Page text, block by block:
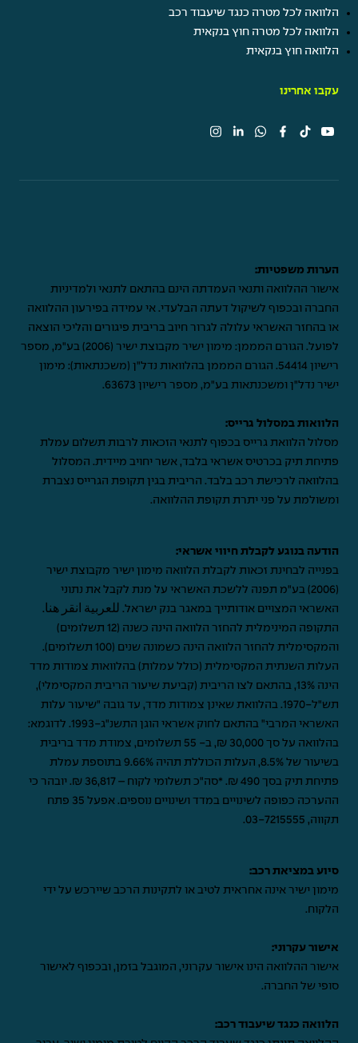
הלוואה לכל מטרה כנגד שיעבוד רכב
הלוואה לכל מטרה חוץ בנקאית
הלוואה חוץ בנקאית
עקבו אחרינו
הערות משפטיות:
אישור ההלוואה ותנאי העמדתה הינם בהתאם לתנאי ולמדיניות
החברה ובכפוף לשיקול דעתה הבלעדי. אי עמידה בפירעון ההלוואה
או בהחזר האשראי עלולה לגרור חיוב בריבית פיגורים והליכי הוצאה
לפועל. הגורם המממן: מימון ישיר מקבוצת ישיר (2006) בע"מ, מספר
רישיון 54414. הגורם המממן בהלוואות נדל"ן (משכנתאות): מימון
ישיר נדל"ן ומשכנתאות בע"מ, מספר רישיון 63673.
הלוואות במסלול גרייס:
מסלול הלוואת גרייס בכפוף לתנאי הזכאות לרבות תשלום עמלת
פתיחת תיק בכרטיס אשראי בלבד, אשר יחויב מיידית. המסלול
בהלוואה לרכישת רכב בלבד. הריבית בגין תקופת הגרייס נצברת
ומשולמת על פני יתרת תקופת ההלוואה.
הודעה בנוגע לקבלת חיווי אשראי:
בפנייה לבחינת זכאות לקבלת הלוואה מימון ישיר מקבוצת ישיר
(2006) בע"מ תפנה ללשכת האשראי על מנת לקבל את נתוני
האשראי המצויים אודותייך במאגר בנק ישראל. للعربية انقر هنا.
התקופה המינימלית להחזר הלוואה הינה כשנה (12 תשלומים)
והמקסימלית להחזר הלוואה הינה כשמונה שנים (100 תשלומים).
העלות השנתית המקסימלית (כולל עמלות) בהלוואות צמודות מדד
הינה 13%, בהתאם לצו הריבית (קביעת שיעור הריבית המקסימלי),
תש"ל-1970. בהלוואת שאינן צמודות מדד, עד גובה "שיעור עלות
האשראי המרבי" בהתאם לחוק אשראי הוגן התשנ"ג-1993. לדוגמא:
בהלוואה על סך 30,000 ₪, ב- 55 תשלומים, צמודת מדד בריבית
בשיעור של 8.5%, העלות הכוללת תהיה 9.66% בתוספת עמלת
פתיחת תיק בסך 490 ₪. *סה"כ תשלומי לקוח – 36,817 ₪. יובהר כי
ההערכה כפופה לשינויים במדד ושינויים נוספים. אפעל 35 פתח
תקווה, 03-7215555
.
סיוע במציאת רכב:
מימון ישיר אינה אחראית לטיב או לתקינות הרכב שיירכש על ידי
הלקוח.
אישור עקרוני:
אישור ההלוואה הינו אישור עקרוני, המוגבל בזמן, ובכפוף לאישור
סופי של החברה.
הלוואה כנגד שיעבוד רכב: